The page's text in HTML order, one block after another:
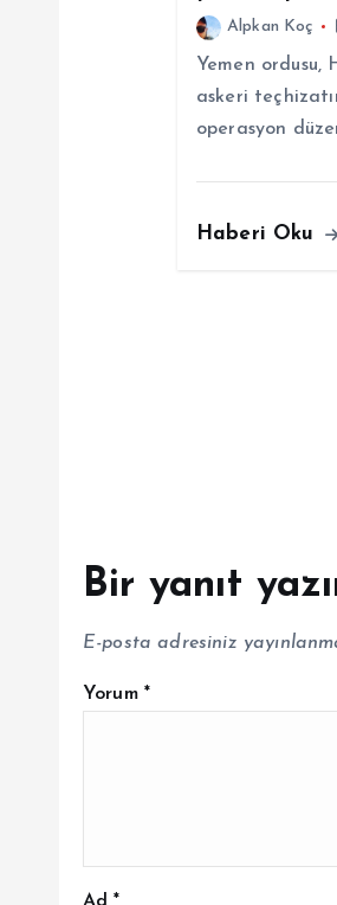
Alpkan Koç
Yemen ordusu,
askeri
operasyon
Haberi Oku
Bir yanıt
E-posta adresiniz
Yorum *